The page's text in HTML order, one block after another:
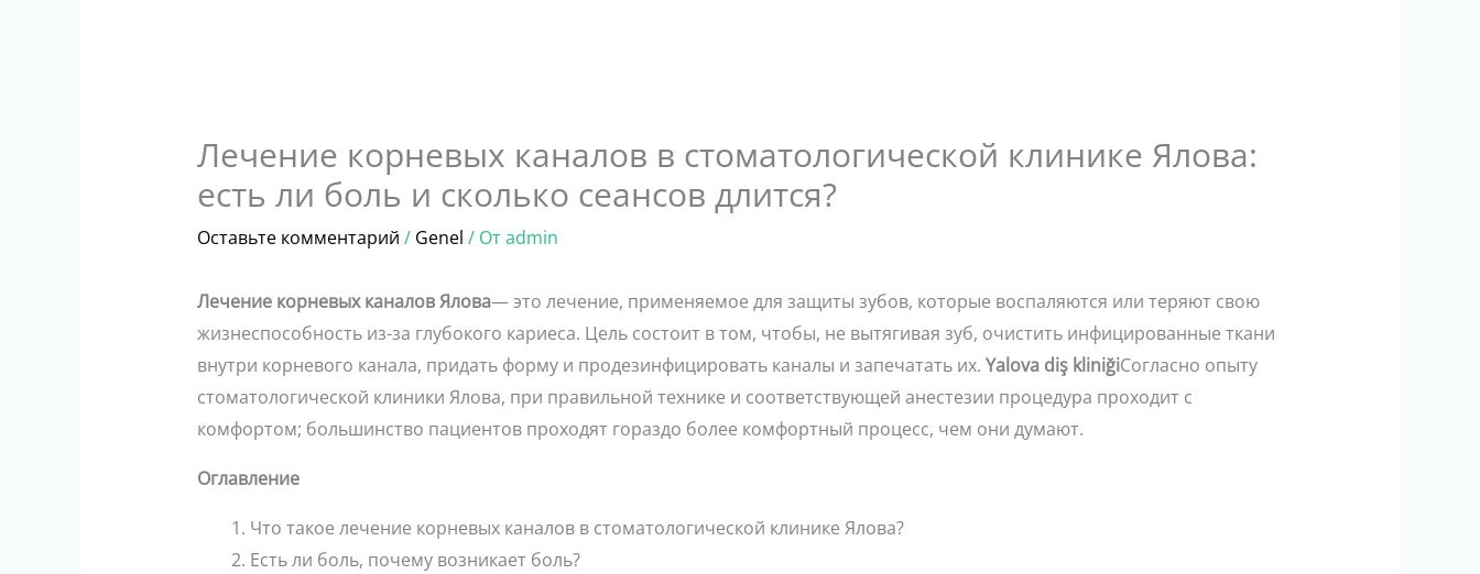
Лечение корневых каналов в стоматологической клинике Ялова:
есть ли боль и сколько сеансов длится?
Оставьте комментарий / Genel / Отadmin
Лечение корневых каналов Ялова— это лечение, применяемое для защиты зубов, которые воспаляются или теряют свою
жизнеспособность из-за глубокого кариеса. Цель состоит в том, чтобы, не вытягивая зуб, очистить инфицированные ткани
внутри корневого канала, придать форму и продезинфицировать каналы и запечатать их. Yalova diş kliniğiСогласно опыту
стоматологической клиники Ялова, при правильной технике и соответствующей анестезии процедура проходит с
комфортом; большинство пациентов проходят гораздо более комфортный процесс, чем они думают.
Оглавление
Что такое лечение корневых каналов в стоматологической клинике Ялова?
Есть ли боль, почему возникает боль?